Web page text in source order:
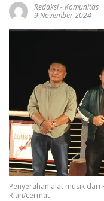
Redaksi-Komunitas
9 November 2024
Penyerahan alat musik
Rian/cermat